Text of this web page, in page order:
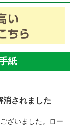
紙
消されました
ざいました。ロー